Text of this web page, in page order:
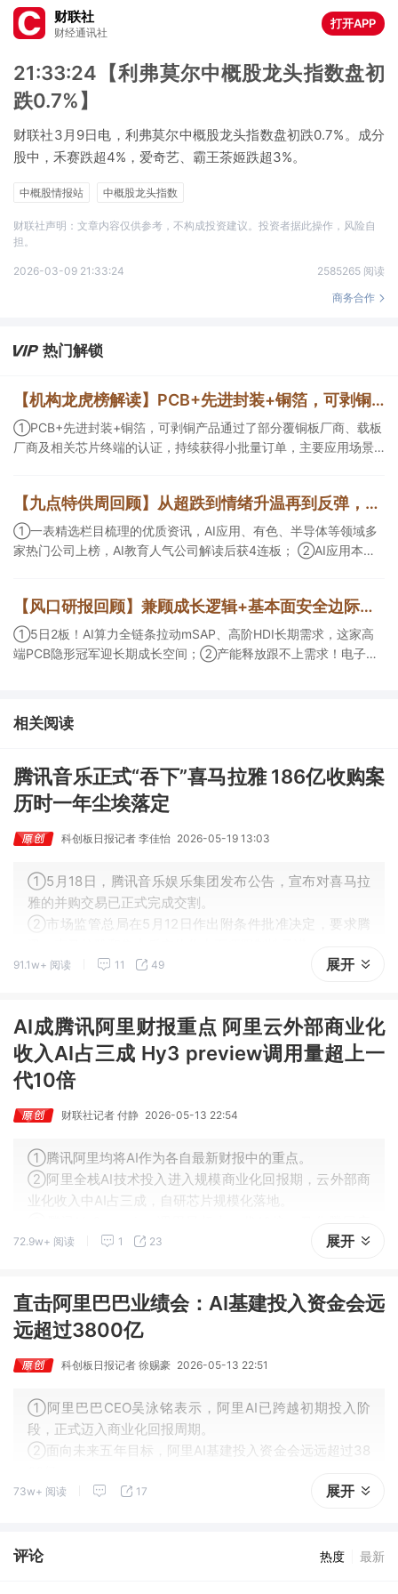
财联社
财经通讯社
打开APP
21:33:24【利弗莫尔中概股龙头指数盘初
跌0.7%】
财联社3月9日电，利弗莫尔中概股龙头指数盘初跌0.7%。成分
股中，禾赛跌超4%，爱奇艺、霸王茶姬跌超3%。
中概股情报站 中概股龙头指数
财联社声明：文章内容仅供参考，不构成投资建议。投资者据此操作，风险自
担。
2026-03-09 21:33:24
2585265 阅读
商务合作
热门解锁
【机构龙虎榜解读】PCB+先进封装+铜箔，可剥铜产品通过了部分覆铜板厂商、载板厂商及相关芯片终端的认证，持续获得小批量订单，主要应用场景包括芯片封装光模块用PCB，机构大额净买入这家公司
①PCB+先进封装+铜箔，可剥铜产品通过了部分覆铜板厂商、载板
厂商及相关芯片终端的认证，持续获得小批量订单，主要应用场景
等方面具有丰富经验，具备承接细胞与基因治疗产品商业化受托生
产的合规资质，这家公司获净买入。
【九点特供周回顾】从超跌到情绪升温再到反弹，栏目梳理AI应用题材逻辑，AI教育人气公司解读后获4连板
①一表精选栏目梳理的优质资讯，AI应用、有色、半导体等领域多
家热门公司上榜，AI教育人气公司解读后获4连板； ②AI应用本周
角前瞻产业供需情况，提及2家核心公司双双涨停。
【风口研报回顾】兼顾成长逻辑+基本面安全边际！王牌自营前瞻覆盖“pcb+MLCC+电子布”，梳理AI产业链优质标的“深坑起跳”
①5日2板！AI算力全链条拉动mSAP、高阶HDI长期需求，这家高
端PCB隐形冠军迎长期成长空间；②产能释放跟不上需求！电子布
价预期暂未被市场定价，王牌自营前瞻捕捉“预期差”，3日大涨
26%。
相关阅读
腾讯音乐正式“吞下”喜马拉雅 186亿收购案
历时一年尘埃落定
科创板日报记者 李佳怡 2026-05-19 13:03
①5月18日，腾讯音乐娱乐集团发布公告，宣布对喜马拉
雅的并购交易已正式完成交割。
②市场监管总局在5月12日作出附条件批准决定，要求腾
③在监管划定的清晰边界下，腾讯音乐与喜马拉雅能否真
91.1w+ 阅读 11 49 展开
AI成腾讯阿里财报重点 阿里云外部商业化
收入AI占三成 Hy3 preview调用量超上一
代10倍
财联社记者 付静 2026-05-13 22:54
①腾讯阿里均将AI作为各自最新财报中的重点。
②阿里全栈AI技术投入进入规模商业化回报期，云外部商
业化收入中AI占三成，自研芯片规模化落地。
了“腾讯AI是否落后”这一问题。
72.9w+ 阅读 1 23 展开
直击阿里巴巴业绩会：AI基建投入资金会远
远超过3800亿
科创板日报记者 徐赐豪 2026-05-13 22:51
①阿里巴巴CEO吴泳铭表示，阿里AI已跨越初期投入阶
段，正式迈入商业化回报周期。
②面向未来五年目标，阿里AI基建投入资金会远远超过38
73w+ 阅读 17 展开
评论 热度 最新